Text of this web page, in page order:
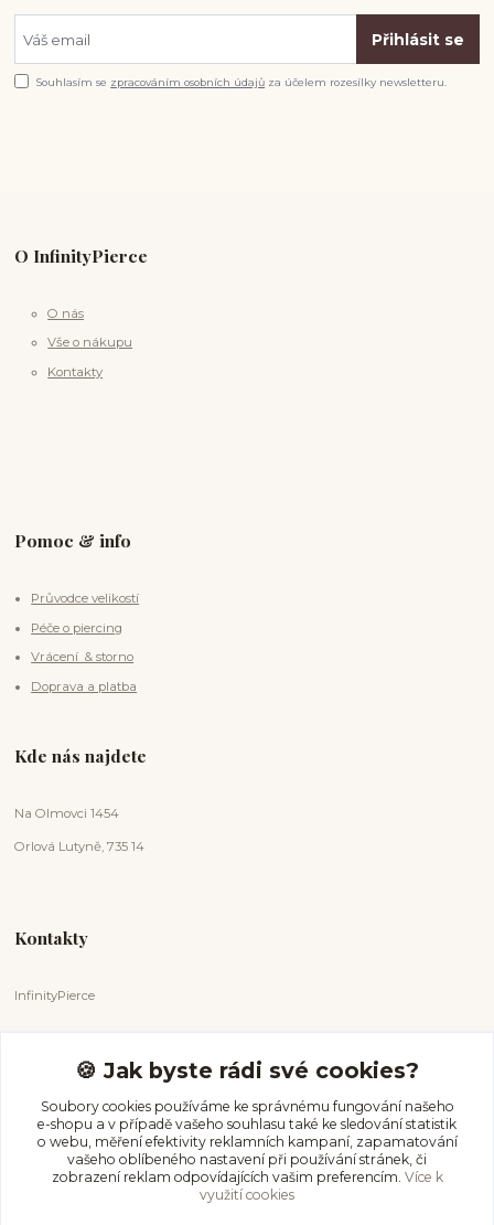
Přihlásit se
Souhlasím se zpracováním osobních údajů za účelem rozesílky newsletteru.
O InfinityPierce
O nás
Vše o nákupu
Kontakty
Pomoc & info
Průvodce velikostí
Péče o piercing
Vrácení & storno
Doprava a platba
Kde nás najdete
Na Olmovci 1454
Orlová Lutyně, 735 14
Kontakty
InfinityPierce
+420 731 681 038
(Po-Ne, 9-18 hod.)
info@infinitypierce.cz
🍪 Jak byste rádi své cookies?
Soubory cookies používáme ke správnému fungování našeho
e-shopu a v případě vašeho souhlasu také ke sledování statistik
o webu, měření efektivity reklamních kampaní, zapamatování
vašeho oblíbeného nastavení při používání stránek, či
zobrazení reklam odpovídajících vašim preferencím. Více k
využití cookies